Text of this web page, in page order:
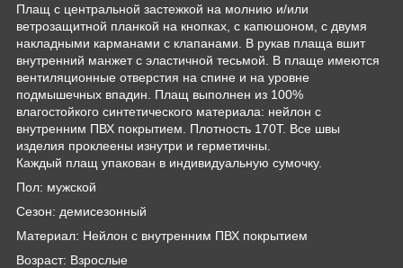
Плащ с центральной застежкой на молнию и/или
ветрозащитной планкой на кнопках, с капюшоном, с двумя
накладными карманами с клапанами. В рукав плаща вшит
внутренний манжет с эластичной тесьмой. В плаще имеются
вентиляционные отверстия на спине и на уровне
подмышечных впадин. Плащ выполнен из 100%
влагостойкого синтетического материала: нейлон с
внутренним ПВХ покрытием. Плотность 170Т. Все швы
изделия проклеены изнутри и герметичны.
Каждый плащ упакован в индивидуальную сумочку.
Пол: мужской
Сезон: демисезонный
Материал: Нейлон с внутренним ПВХ покрытием
Возраст: Взрослые